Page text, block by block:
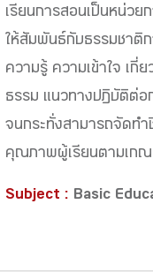
เรียนการสอนเป็นหน่วย
ให้สัมพันธ์กับธรรมชาติ
ความรู้ ความเข้าใจ เ
ธรรม แนวทางปฏิบัติต่
จนกระทั่งสามารถจัดทำ
คุณภาพผู้เรียนตามเกณ
Subject : Basic